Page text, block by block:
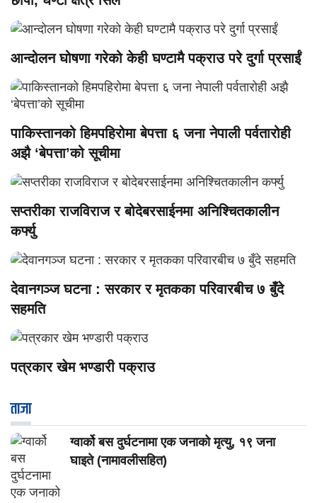
आन्दोलन घोषणा गरेको केही घण्टामै पक्राउ परे दुर्गा प्रसाईं
पाकिस्तानको हिमपहिरोमा बेपत्ता ६ जना नेपाली पर्वतारोही
अझै ‘बेपत्ता’को सूचीमा
सप्तरीका राजविराज र बोदेबरसाईनमा अनिश्चितकालीन
कर्फ्यु
देवानगञ्ज घटना : सरकार र मृतकका परिवारबीच ७ बुँदे
सहमति
पत्रकार खेम भण्डारी पक्राउ
ताजा
ग्वार्को बस दुर्घटनामा एक जनाको मृत्यु, १९ जना
घाइते (नामावलीसहित)